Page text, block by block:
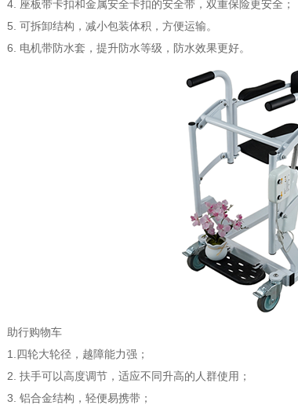
4. 座板带卡扣和金属安全卡扣的安全带，双重保险更安全；
5. 可拆卸结构，减小包装体积，方便运输。
6. 电机带防水套，提升防水等级，防水效果更好。
助行购物车
1.四轮大轮径，越障能力强；
2. 扶手可以高度调节，适应不同升高的人群使用；
3. 铝合金结构，轻便易携带；